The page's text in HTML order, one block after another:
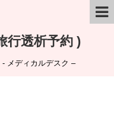
行透析予約 )
メディカルデスク –